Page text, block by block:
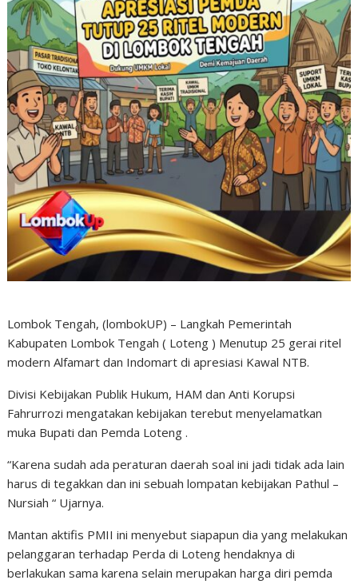
Lombok Tengah, (lombokUP) – Langkah Pemerintah
Kabupaten Lombok Tengah ( Loteng ) Menutup 25 gerai ritel
modern Alfamart dan Indomart di apresiasi Kawal NTB.
Divisi Kebijakan Publik Hukum, HAM dan Anti Korupsi
Fahrurrozi mengatakan kebijakan terebut menyelamatkan
muka Bupati dan Pemda Loteng .
“Karena sudah ada peraturan daerah soal ini jadi tidak ada lain
harus di tegakkan dan ini sebuah lompatan kebijakan Pathul –
Nursiah “ Ujarnya.
Mantan aktifis PMII ini menyebut siapapun dia yang melakukan
pelanggaran terhadap Perda di Loteng hendaknya di
berlakukan sama karena selain merupakan harga diri pemda